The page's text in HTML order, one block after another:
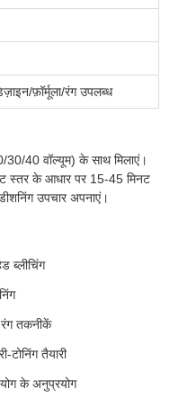
फ़ॉर्मूला/रंग उपलब्ध
40 वॉल्यूम) के साथ मिलाएं।
स्तर के आधार पर 15-45 मिनट
उपचार अपनाएं।
ब्लीचिंग
तकनीकें
टोनिंग तैयारी
के अनुप्रयोग